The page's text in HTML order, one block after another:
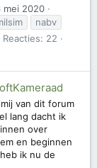
mei 2020
nabv
Reacties: 22
van dit forum
lang dacht ik
over
en beginnen
ik nu de